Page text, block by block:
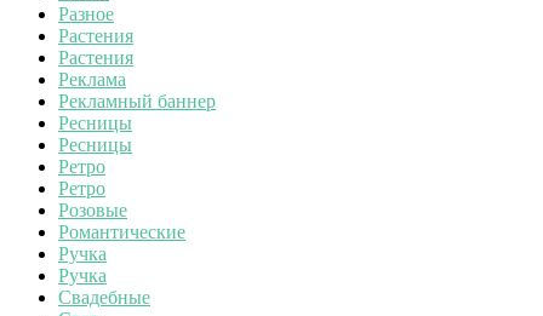
Разное
Растения
Растения
Реклама
Рекламный баннер
Ресницы
Ресницы
Ретро
Ретро
Розовые
Романтические
Ручка
Ручка
Свадебные